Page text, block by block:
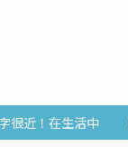
很近！在生活中